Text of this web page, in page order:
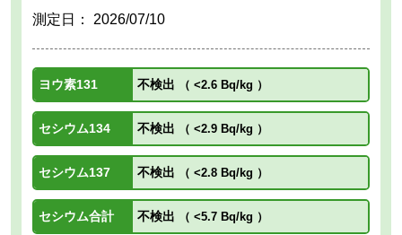
測定日： 2026/07/10
ヨウ素131 不検出 （ <2.6 Bq/kg ）
セシウム134 不検出 （ <2.9 Bq/kg ）
セシウム137 不検出 （ <2.8 Bq/kg ）
セシウム合計 不検出 （ <5.7 Bq/kg ）